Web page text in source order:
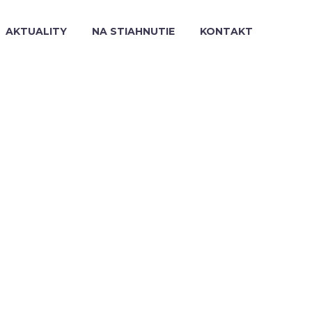
AKTUALITY NA STIAHNUTIE KONTAKT